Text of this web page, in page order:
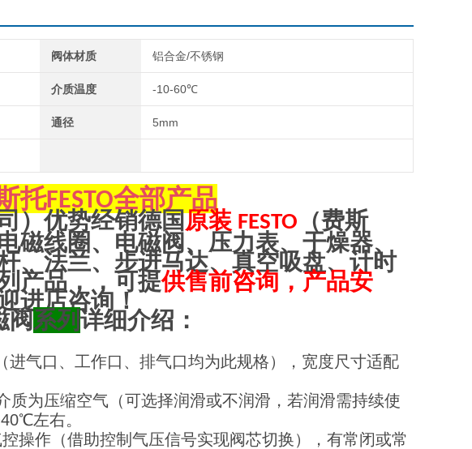
阀体材质 铝合金/不锈钢
介质温度 -10-60℃
通径 5mm
托FESTO全部产品
）优势经销德国原装 FESTO （费斯
磁线圈、电磁阀、压力表、干燥器、
、法兰、步进马达、真空吸盘、计时
产品，，可提供售前咨询，产品安
进店咨询！
阀系列详细介绍：
气口、工作口、排气口均为此规格），宽度尺寸适配
为压缩空气（可选择润滑或不润滑，若润滑需持续使
左右。
操作（借助控制气压信号实现阀芯切换），有常闭或常